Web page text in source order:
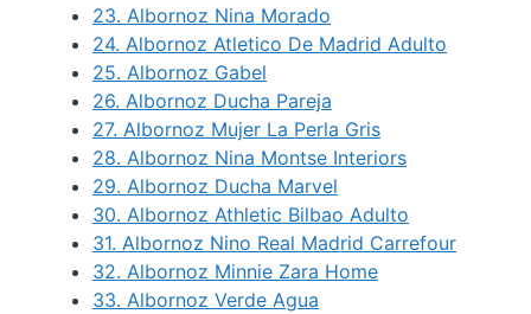
23. Albornoz Nina Morado
24. Albornoz Atletico De Madrid Adulto
25. Albornoz Gabel
26. Albornoz Ducha Pareja
27. Albornoz Mujer La Perla Gris
28. Albornoz Nina Montse Interiors
29. Albornoz Ducha Marvel
30. Albornoz Athletic Bilbao Adulto
31. Albornoz Nino Real Madrid Carrefour
32. Albornoz Minnie Zara Home
33. Albornoz Verde Agua